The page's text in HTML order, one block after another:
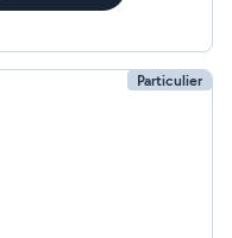
Particulier